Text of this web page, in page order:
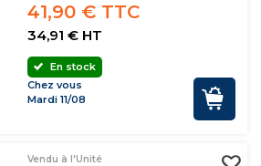
41,90 € TTC
34,91 € HT
En stock
Chez vous
Mardi 11/08
Vendu à l'Unité